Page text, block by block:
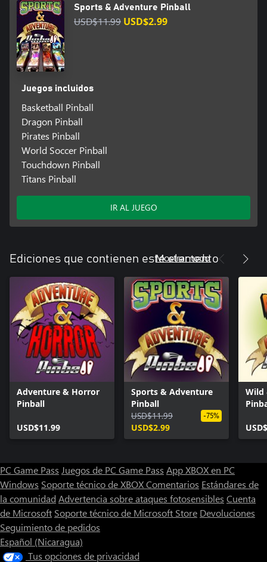
Sports & Adventure Pinball
USD$11.99 USD$2.99
Juegos incluidos
Basketball Pinball
Dragon Pinball
Pirates Pinball
World Soccer Pinball
Touchdown Pinball
Titans Pinball
IR AL JUEGO
Ediciones que contienen este elemento
Mostrar todo
Adventure & Horror
Pinball
USD$11.99
Sports & Adventure
Pinball
USD$11.99
USD$2.99
-75%
Wild
PC Game Pass Juegos de PC Game Pass App XBOX en PC
Windows Soporte técnico de XBOXComentarios Estándares de
la comunidad Advertencia sobre ataques fotosensibles Cuenta
de Microsoft Soporte técnico de Microsoft Store Devoluciones
Seguimiento de pedidos
Español (Nicaragua)
Tus opciones de privacidad